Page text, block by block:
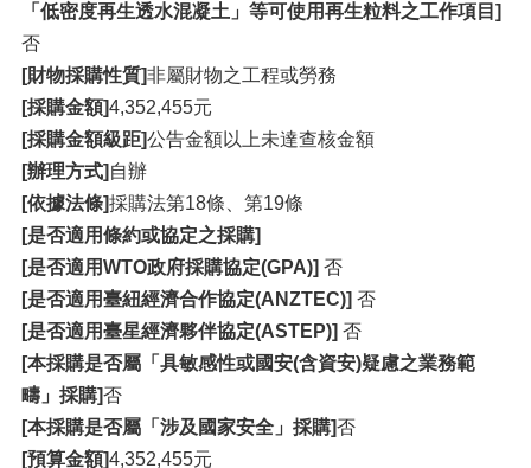
「低密度再生透水混凝土」等可使用再生粒料之工作項目]
否
[財物採購性質]非屬財物之工程或勞務
[採購金額]4,352,455元
[採購金額級距]公告金額以上未達查核金額
[辦理方式] 自辦
[依據法條]採購法第18條、第19條
[是否適用條約或協定之採購]
[是否適用WTO政府採購協定(GPA)] 否
[是否適用臺紐經濟合作協定(ANZTEC)] 否
[是否適用臺星經濟夥伴協定(ASTEP)] 否
[本採購是否屬「具敏感性或國安(含資安)疑慮之業務範
疇」採購]否
[本採購是否屬「涉及國家安全」採購]否
[預算金額]4,352,455元